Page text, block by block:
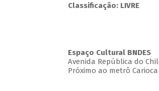
Classificação: LIVRE
Espaço Cultural BNDES
Avenida República do
Próximo ao metrô Carioca